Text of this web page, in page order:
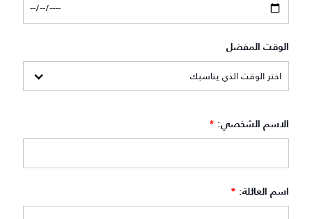
الوقت المفضل
الاسم الشخصي: *
اسم العائلة: *